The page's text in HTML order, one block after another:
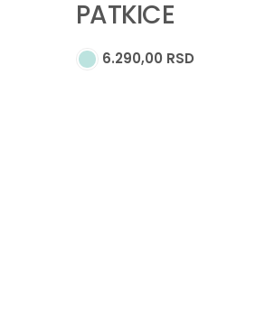
PATKICE
6.290,00 RSD